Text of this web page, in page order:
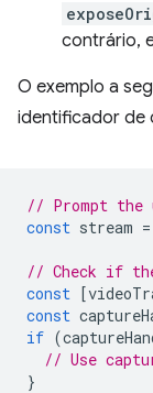
contrário,
O exemplo a
identificador de
// Prompt the
const stream =
// Check if
const [
const
if (
// Use
}